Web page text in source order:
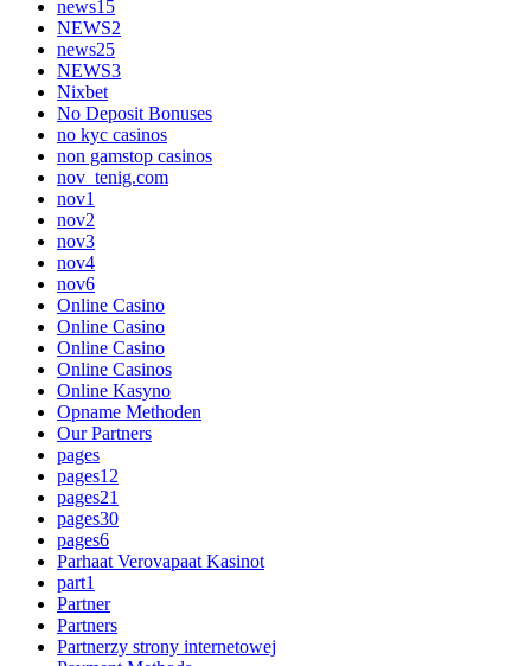
news15
NEWS2
news25
NEWS3
Nixbet
No Deposit Bonuses
no kyc casinos
non gamstop casinos
nov_tenig.com
nov1
nov2
nov3
nov4
nov6
Online Casino
Online Casino
Online Casino
Online Casinos
Online Kasyno
Opname Methoden
Our Partners
pages
pages12
pages21
pages30
pages6
Parhaat Verovapaat Kasinot
part1
Partner
Partners
Partnerzy strony internetowej